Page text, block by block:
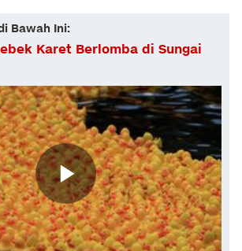
Bawah Ini:
Karet Berlomba di Sungai